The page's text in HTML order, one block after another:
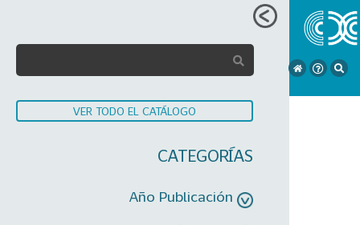
VER TODO EL CATÁLOGO
CATEGORÍAS
Año Publicación